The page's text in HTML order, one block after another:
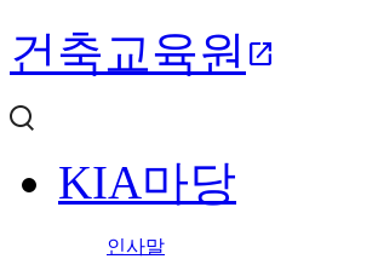
건축교육원 open_in_new
KIA마당
인사말